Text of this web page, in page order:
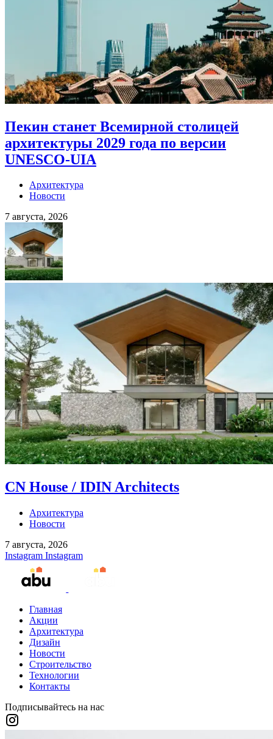
Пекин станет Всемирной столицей
архитектуры 2029 года по версии
UNESCO-UIA
Архитектура
Новости
7 августа, 2026
CN House / IDIN Architects
Архитектура
Новости
7 августа, 2026
Instagram Instagram
Главная
Акции
Архитектура
Дизайн
Новости
Строительство
Технологии
Контакты
Подписывайтесь на нас